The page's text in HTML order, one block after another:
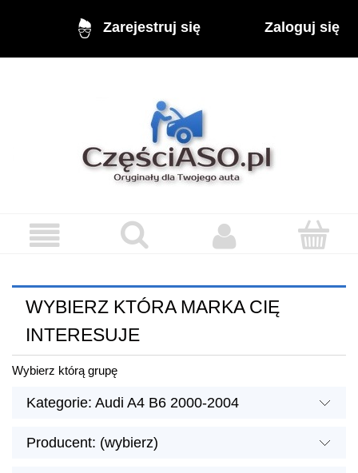
Zarejestruj się Zaloguj się
WYBIERZ KTÓRA MARKA CIĘ
INTERESUJE
Wybierz którą grupę
Kategorie: Audi A4 B6 2000-2004
Producent: (wybierz)